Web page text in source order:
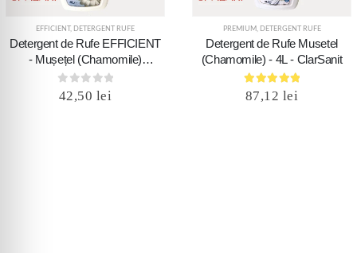
EFFICIENT , DETERGENT RUFE
Detergent de Rufe EFFICIENT
- Mușețel (Chamomile)
ClarSanit 4L
0 out of 5
42,50 lei
PREMIUM, DETERGENT RUFE
Detergent de Rufe Musetel
(Chamomile) - 4L - ClarSanit
5.00 out of 5
87,12 lei